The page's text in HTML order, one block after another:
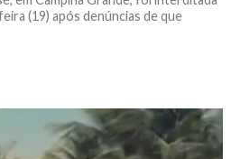
(19) após denúncias de que